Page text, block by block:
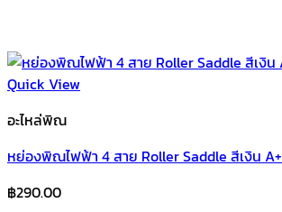
Quick View
อะไหล่พิณ
หย่องพิณไฟฟ้า 4 สาย Roller Saddle สีเงิน A+
฿290.00